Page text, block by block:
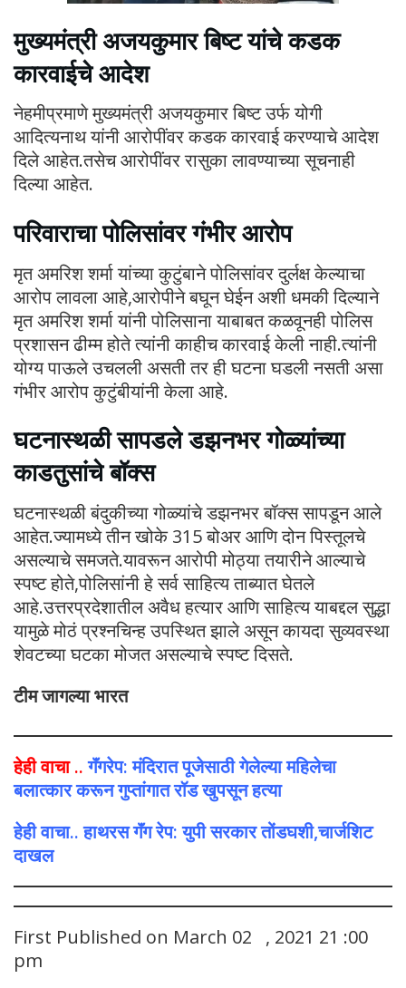
मुख्यमंत्री अजयकुमार बिष्ट यांचे कडक
कारवाईचे आदेश
नेहमीप्रमाणे मुख्यमंत्री अजयकुमार बिष्ट उर्फ योगी
आदित्यनाथ यांनी आरोपींवर कडक कारवाई करण्याचे आदेश
दिले आहेत.तसेच आरोपींवर रासुका लावण्याच्या सूचनाही
दिल्या आहेत.
परिवाराचा पोलिसांवर गंभीर आरोप
मृत अमरिश शर्मा यांच्या कुटुंबाने पोलिसांवर दुर्लक्ष केल्याचा
आरोप लावला आहे,आरोपीने बघून घेईन अशी धमकी दिल्याने
मृत अमरिश शर्मा यांनी पोलिसाना याबाबत कळवूनही पोलिस
प्रशासन ढीम्म होते त्यांनी काहीच कारवाई केली नाही.त्यांनी
योग्य पाऊले उचलली असती तर ही घटना घडली नसती असा
गंभीर आरोप कुटुंबीयांनी केला आहे.
घटनास्थळी सापडले डझनभर गोळ्यांच्या
काडतुसांचे बॉक्स
घटनास्थळी बंदुकीच्या गोळ्यांचे डझनभर बॉक्स सापडून आले
आहेत.ज्यामध्ये तीन खोके 315 बोअर आणि दोन पिस्तूलचे
असल्याचे समजते.यावरून आरोपी मोठ्या तयारीने आल्याचे
स्पष्ट होते,पोलिसांनी हे सर्व साहित्य ताब्यात घेतले
आहे.उत्तरप्रदेशातील अवैध हत्यार आणि साहित्य याबद्दल सुद्धा
यामुळे मोठं प्रश्नचिन्ह उपस्थित झाले असून कायदा सुव्यवस्था
शेवटच्या घटका मोजत असल्याचे स्पष्ट दिसते.
टीम जागल्या भारत
हेही वाचा ..गॅंगरेप: मंदिरात पूजेसाठी गेलेल्या महिलेचा
बलात्कार करून गुप्तांगात रॉड खुपसून हत्या
हेही वाचा.. हाथरस गॅंग रेप: युपी सरकार तोंडघशी,चार्जशिट
दाखल
First Published on March 02 , 2021 21 :00
pm